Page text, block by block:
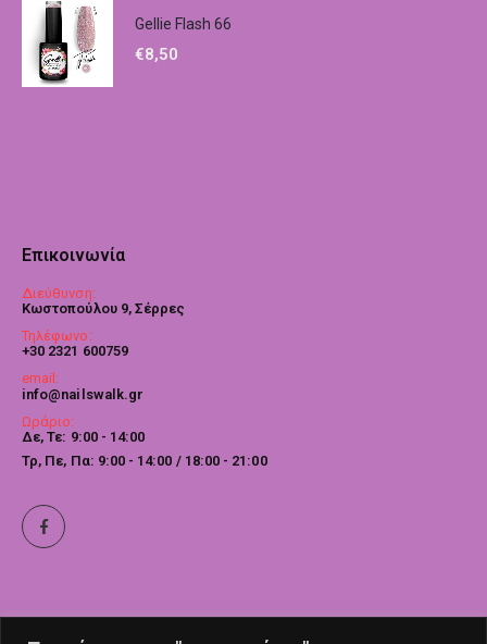
Gellie Flash 66
€8,50
Επικοινωνία
Διεύθυνση:
Κωστοπούλου 9, Σέρρες
Τηλέφωνο:
+30 2321 600759
email:
info@nailswalk.gr
Ωράριο:
Δε, Τε: 9:00 - 14:00
Τρ, Πε, Πα: 9:00 - 14:00 / 18:00 - 21:00